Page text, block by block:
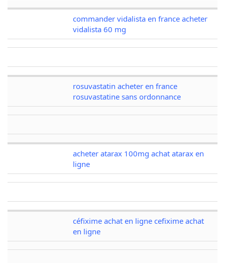
commander vidalista en france acheter
vidalista 60 mg
rosuvastatin acheter en france
rosuvastatine sans ordonnance
acheter atarax 100mg achat atarax en
ligne
céfixime achat en ligne cefixime achat
en ligne